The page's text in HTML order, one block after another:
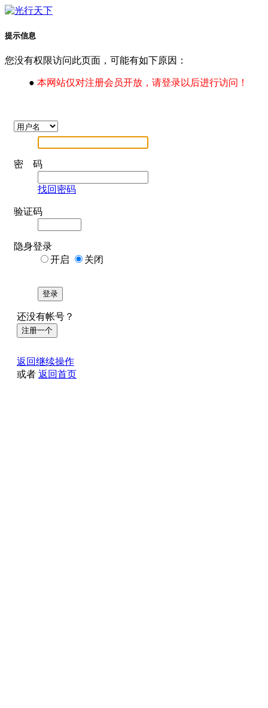
提示信息
您没有权限访问此页面，可能有如下原因：
● 本网站仅对注册会员开放，请登录以后进行访问！
密 码
找回密码
验证码
隐身登录
开启
关闭
登录
还没有帐号？
注册一个
返回继续操作
或者 返回首页